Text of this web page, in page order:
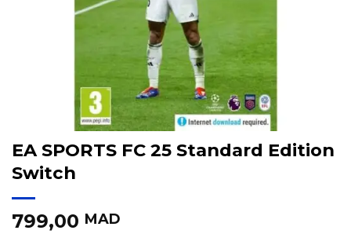
EA SPORTS FC 25 Standard Edition
Switch
799,00 MAD